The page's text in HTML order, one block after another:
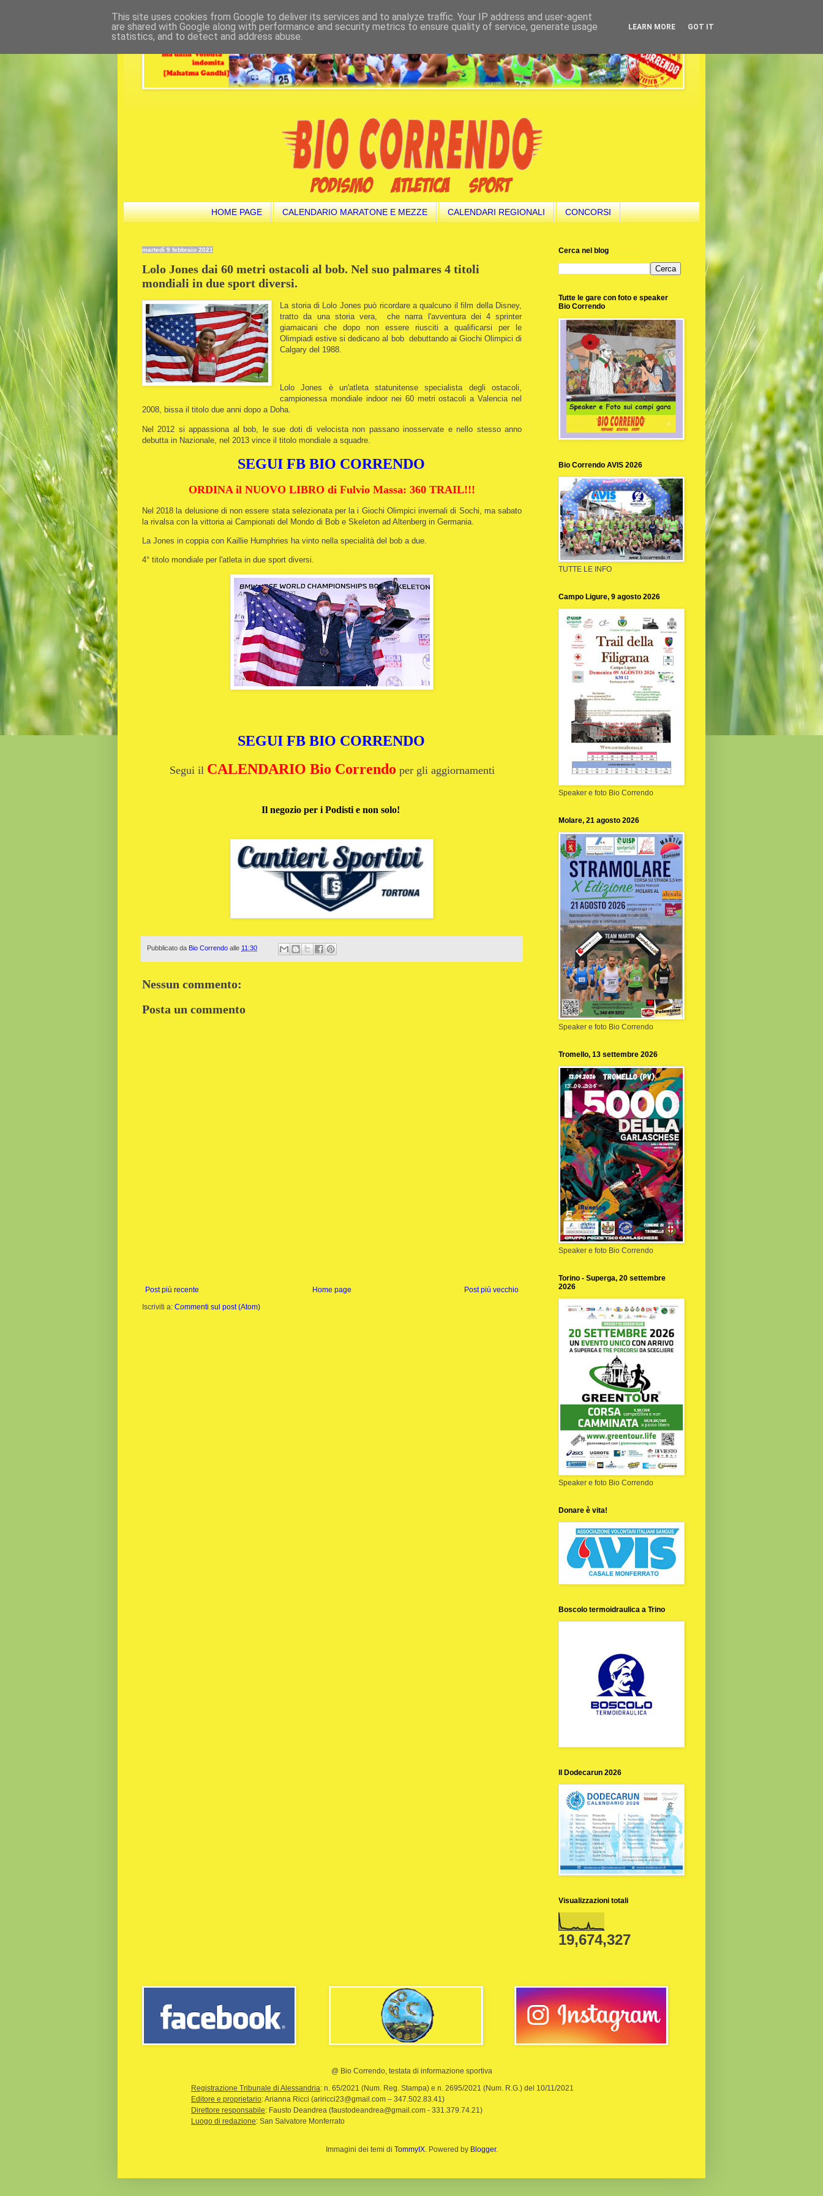
HOME PAGE CALENDARIO MARATONE E MEZZE CALENDARI REGIONALI CONCORSI
martedì 9 febbraio 2021
Lolo Jones dai 60 metri ostacoli al bob. Nel suo palmares 4 titoli
mondiali in due sport diversi.
La storia di Lolo Jones può ricordare a qualcuno il film della Disney,
tratto da una storia vera, che narra l'avventura dei 4 sprinter
giamaicani che dopo non essere riusciti a qualificarsi per le
Olimpiadi estive si dedicano al bob debuttando ai Giochi Olimpici di
Calgary del 1988.
Lolo Jones è un'atleta statunitense specialista degli ostacoli,
campionessa mondiale indoor nei 60 metri ostacoli a Valencia nel
2008, bissa il titolo due anni dopo a Doha.
Nel 2012 si appassiona al bob, le sue doti di velocista non passano inosservate e nello stesso anno
debutta in Nazionale, nel 2013 vince il titolo mondiale a squadre.
SEGUI FB BIO CORRENDO
ORDINA il NUOVO LIBRO di Fulvio Massa: 360 TRAIL!!!
Nel 2018 la delusione di non essere stata selezionata per la i Giochi Olimpici invernali di Sochi, ma sabato
la rivalsa con la vittoria ai Campionati del Mondo di Bob e Skeleton ad Altenberg in Germania.
La Jones in coppia con Kaillie Humphries ha vinto nella specialità del bob a due.
4° titolo mondiale per l'atleta in due sport diversi.
SEGUI FB BIO CORRENDO
Segui il CALENDARIO Bio Correndo per gli aggiornamenti
Il negozio per i Podisti e non solo!
Pubblicato da Bio Correndo alle 11:30
Nessun commento:
Posta un commento
Post più recente Post più vecchio
Home page
Iscriviti a: Commenti sul post (Atom)
Cerca nel blog
Tutte le gare con foto e speaker
Bio Correndo
Bio Correndo AVIS 2026
TUTTE LE INFO
Campo Ligure, 9 agosto 2026
Speaker e foto Bio Correndo
Molare, 21 agosto 2026
Speaker e foto Bio Correndo
Tromello, 13 settembre 2026
Speaker e foto Bio Correndo
Torino - Superga, 20 settembre
2026
Speaker e foto Bio Correndo
Donare è vita!
Boscolo termoidraulica a Trino
Il Dodecarun 2026
Visualizzazioni totali
19,674,327
@ Bio Correndo, testata di informazione sportiva
Registrazione Tribunale di Alessandria: n. 65/2021 (Num. Reg. Stampa) e n. 2695/2021 (Num. R.G.) del 10/11/2021
Editore e proprietario: Arianna Ricci (ariricci23@gmail.com – 347.502.83.41)
Direttore responsabile: Fausto Deandrea (faustodeandrea@gmail.com - 331.379.74.21)
Luogo di redazione: San Salvatore Monferrato
Immagini dei temi di TommyIX. Powered by Blogger.
This site uses cookies from Google to deliver its services and to analyze traffic. Your IP address and user-agent
are shared with Google along with performance and security metrics to ensure quality of service, generate usage
statistics, and to detect and address abuse.
LEARN MORE GOT IT